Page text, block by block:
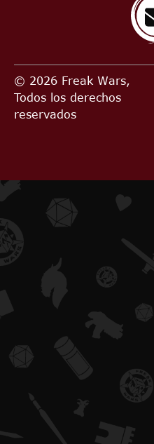
© 2026 Freak Wars,
Todos los derechos
reservados